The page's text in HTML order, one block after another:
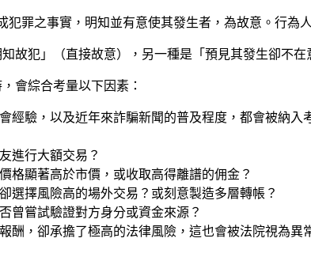
犯罪之事實，明知並有意使其發生者，為故意。行
故犯」（直接故意），另一種是「預見其發生卻不在
會綜合考量以下因素：
經驗，以及近年來詐騙新聞的普及程度，都會被納入
進行大額交易？
格顯著高於市價，或收取高得離譜的佣金？
選擇風險高的場外交易？或刻意製造多層轉帳？
曾嘗試驗證對方身分或資金來源？
酬，卻承擔了極高的法律風險，這也會被法院視為異